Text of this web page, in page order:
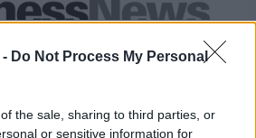
Do Not Process My Personal
the sale, sharing to third parties, or
or sensitive information for
κατακτήσω το ΝΒΑ Europe με τη
Βιλερμπάν» - Η διευκρινιστική